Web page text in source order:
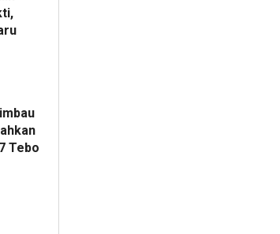
Tebo